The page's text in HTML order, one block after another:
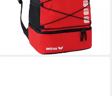
34,95 €
lieferbar - in 4-5 Werktagen bei dir
+5